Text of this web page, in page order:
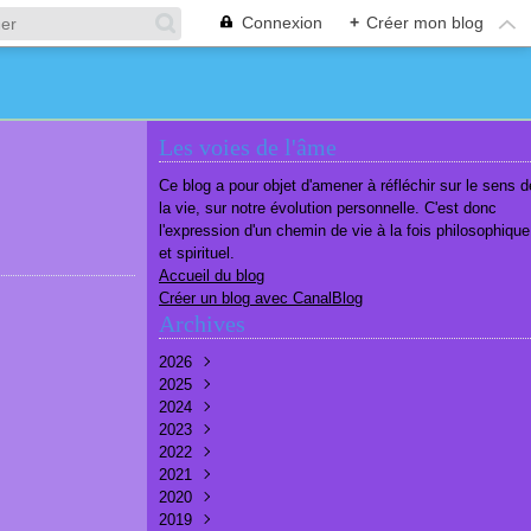
Connexion + Créer mon blog
Les voies de l'âme
Ce blog a pour objet d'amener à réfléchir sur le sens
la vie, sur notre évolution personnelle. C'est donc
l'expression d'un chemin de vie à la fois philosophique
et spirituel.
Accueil du blog
Créer un blog avec CanalBlog
Archives
2026
Août
Juillet
Juin
Mai(7)
Avril
Mars
Février
2025
Décembre
Novembre
Octobre
Septembre
Août
Juillet
2024
Décembre
Novembre
Octobre
Septembre
Août
2023
Décembre
Novembre
Octobre
Septembre
2022
Décembre
Septembre
Août
2021
Décembre
Novembre
2020
Décembre
2019